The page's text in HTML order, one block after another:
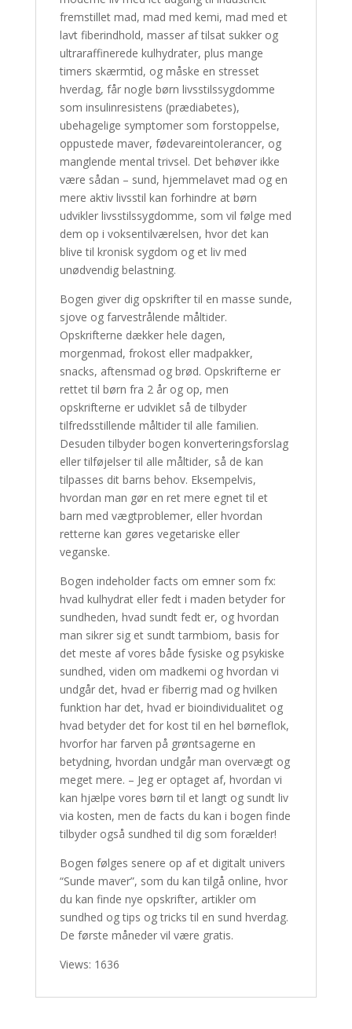
fremstillet mad, mad med kemi, mad med et
lavt fiberindhold, masser af tilsat sukker og
ultraraffinerede kulhydrater, plus mange
timers skærmtid, og måske en stresset
hverdag, får nogle børn livsstilssygdomme
som insulinresistens (prædiabetes),
ubehagelige symptomer som forstoppelse,
oppustede maver, fødevareintolerancer, og
manglende mental trivsel. Det behøver ikke
være sådan – sund, hjemmelavet mad og en
mere aktiv livsstil kan forhindre at børn
udvikler livsstilssygdomme, som vil følge med
dem op i voksentilværelsen, hvor det kan
blive til kronisk sygdom og et liv med
unødvendig belastning.
Bogen giver dig opskrifter til en masse sunde,
sjove og farvestrålende måltider.
Opskrifterne dækker hele dagen,
morgenmad, frokost eller madpakker,
snacks, aftensmad og brød. Opskrifterne er
rettet til børn fra 2 år og op, men
opskrifterne er udviklet så de tilbyder
tilfredsstillende måltider til alle familien.
Desuden tilbyder bogen konverteringsforslag
eller tilføjelser til alle måltider, så de kan
tilpasses dit barns behov. Eksempelvis,
hvordan man gør en ret mere egnet til et
barn med vægtproblemer, eller hvordan
retterne kan gøres vegetariske eller
veganske.
Bogen indeholder facts om emner som fx:
hvad kulhydrat eller fedt i maden betyder for
sundheden, hvad sundt fedt er, og hvordan
man sikrer sig et sundt tarmbiom, basis for
det meste af vores både fysiske og psykiske
sundhed, viden om madkemi og hvordan vi
undgår det, hvad er fiberrig mad og hvilken
funktion har det, hvad er bioindividualitet og
hvad betyder det for kost til en hel børneflok,
hvorfor har farven på grøntsagerne en
betydning, hvordan undgår man overvægt og
meget mere. – Jeg er optaget af, hvordan vi
kan hjælpe vores børn til et langt og sundt liv
via kosten, men de facts du kan i bogen finde
tilbyder også sundhed til dig som forælder!
Bogen følges senere op af et digitalt univers
“Sunde maver”, som du kan tilgå online, hvor
du kan finde nye opskrifter, artikler om
sundhed og tips og tricks til en sund hverdag.
De første måneder vil være gratis.
Views: 1636